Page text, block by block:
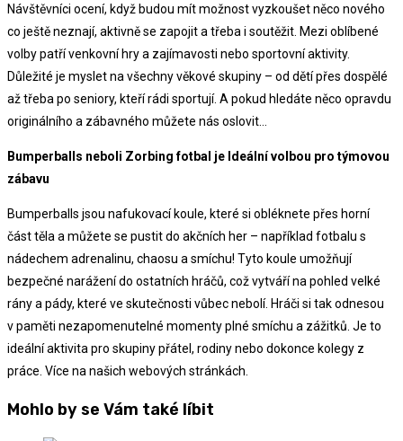
Návštěvníci ocení, když budou mít možnost vyzkoušet něco nového
co ještě neznají, aktivně se zapojit a třeba i soutěžit. Mezi oblíbené
volby patří venkovní hry a zajímavosti nebo sportovní aktivity.
Důležité je myslet na všechny věkové skupiny – od dětí přes dospělé
až třeba po seniory, kteří rádi sportují. A pokud hledáte něco opravdu
originálního a zábavného můžete nás oslovit…
Bumperballs neboli Zorbing fotbal je Ideální volbou pro týmovou
zábavu
Bumperballs jsou nafukovací koule, které si obléknete přes horní
část těla a můžete se pustit do akčních her – například fotbalu s
nádechem adrenalinu, chaosu a smíchu! Tyto koule umožňují
bezpečné narážení do ostatních hráčů, což vytváří na pohled velké
rány a pády, které ve skutečnosti vůbec nebolí. Hráči si tak odnesou
v paměti nezapomenutelné momenty plné smíchu a zážitků. Je to
ideální aktivita pro skupiny přátel, rodiny nebo dokonce kolegy z
práce. Více na našich webových stránkách.
Mohlo by se Vám také líbit